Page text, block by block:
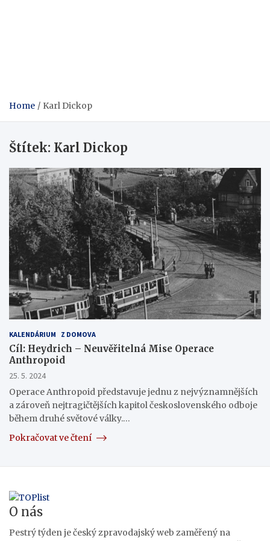
Home Karl Dickop
Štítek: Karl Dickop
KALENDÁRIUM Z DOMOVA
Cíl: Heydrich – Neuvěřitelná Mise Operace
Anthropoid
25. 5. 2024
Operace Anthropoid představuje jednu z nejvýznamnějších
a zároveň nejtragičtějších kapitol československého odboje
během druhé světové války.…
Pokračovat ve čtení
O nás
Pestrý týden je český zpravodajský web zaměřený na